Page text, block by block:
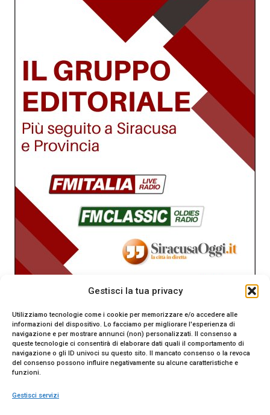
Gestisci la tua privacy
Utilizziamo tecnologie come i cookie per memorizzare e/o accedere alle
informazioni del dispositivo. Lo facciamo per migliorare l'esperienza di
navigazione e per mostrare annunci (non) personalizzati. Il consenso a
queste tecnologie ci consentirà di elaborare dati quali il comportamento di
navigazione o gli ID univoci su questo sito. Il mancato consenso o la revoca
del consenso possono influire negativamente su alcune caratteristiche e
funzioni.
Gestisci servizi